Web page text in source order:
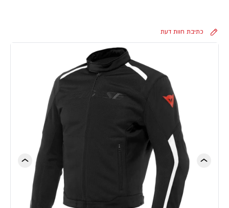
כתיבת חוות דעת